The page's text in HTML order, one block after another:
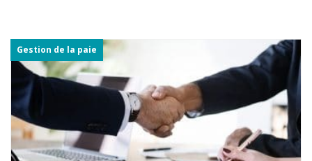
Gestion de la paie